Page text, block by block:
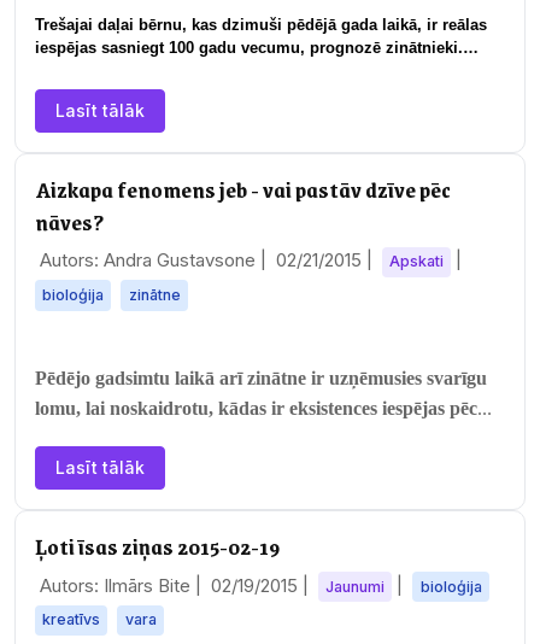
Trešajai daļai bērnu, kas dzimuši pēdējā gada laikā, ir reālas
iespējas sasniegt 100 gadu vecumu, prognozē zinātnieki.…
Lasīt tālāk
Aizkapa fenomens jeb - vai pastāv dzīve pēc
nāves?
Autors: Andra Gustavsone | 02/21/2015 Apskati
bioloģija zinātne
Pēdējo gadsimtu laikā arī zinātne ir uzņēmusies svarīgu
lomu, lai noskaidrotu, kādas ir eksistences iespējas pēc
Lasīt tālāk
Ļoti īsas ziņas 2015-02-19
Autors: Ilmārs Bite | 02/19/2015 Jaunumi
bioloģija
kreatīvs
vara